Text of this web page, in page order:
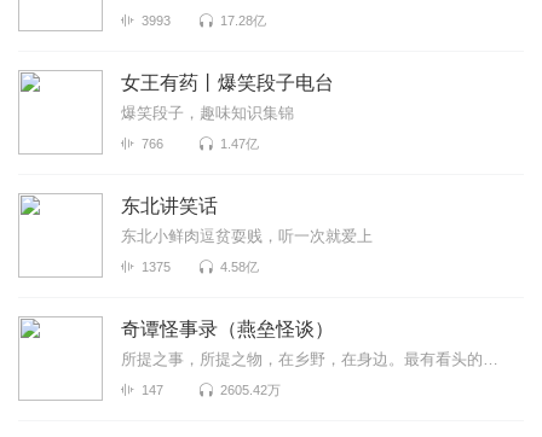
3993 17.28亿
女王有药丨爆笑段子电台
爆笑段子，趣味知识集锦
766 1.47亿
东北讲笑话
东北小鲜肉逗贫耍贱，听一次就爱上
1375 4.58亿
奇谭怪事录（燕垒怪谈）
所提之事，所提之物，在乡野，在身边。最有看头的志怪小说，你没听过的奇谭怪事。原著：燕垒生
147 2605.42万